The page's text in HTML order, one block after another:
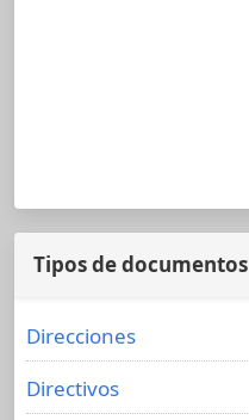
Tipos de documentos
Direcciones
Directivos